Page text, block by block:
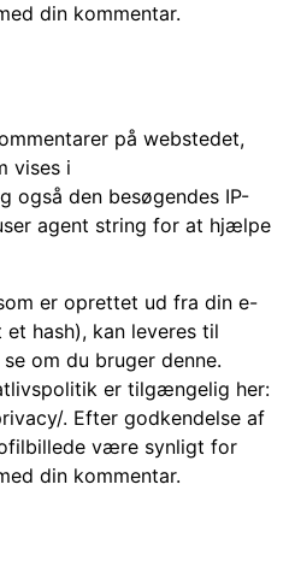
din kommentar.
på webstedet,
vises i
også den besøgendes IP-
agent string for at hjælpe
er oprettet ud fra din e-
hash), kan leveres til
om du bruger denne.
er tilgængelig her:
. Efter godkendelse af
være synligt for
din kommentar.